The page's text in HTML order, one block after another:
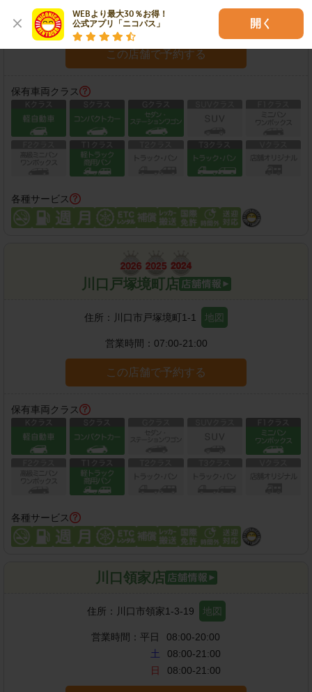
WEBより最大30％お得！
公式アプリ「ニコパス」
開く
営業時間外返却サービス対応店
この店舗で予約する
保有車両クラス
各種サービス
川口戸塚境町店
住所： 川口市戸塚境町1-1 地図
営業時間： 07:00-21:00
この店舗で予約する
保有車両クラス
各種サービス
川口領家店
住所： 川口市領家1-3-19 地図
営業時間： 平日
08:00-20:00
土
08:00-21:00
日
08:00-21:00